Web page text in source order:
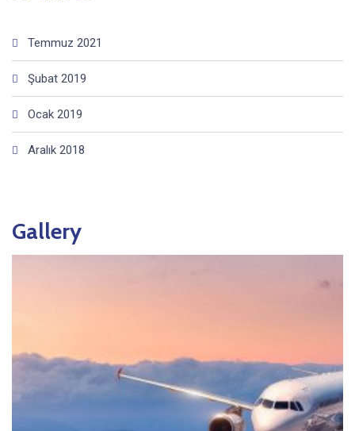
Temmuz 2021
Şubat 2019
Ocak 2019
Aralık 2018
Gallery